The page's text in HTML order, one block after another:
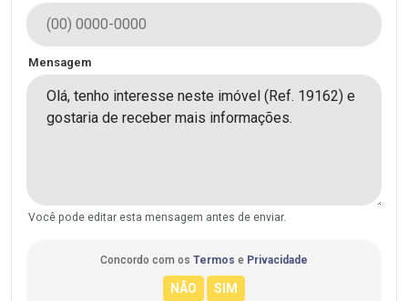
Mensagem
Você pode editar esta mensagem antes de enviar.
Concordo com os Termos e Privacidade